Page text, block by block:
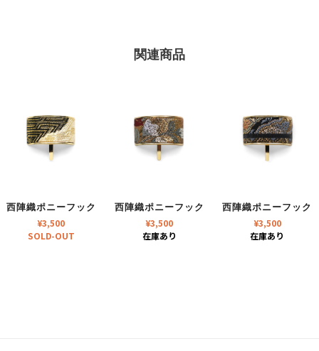
関連商品
西陣織ポニーフック
¥3,500
SOLD-OUT
西陣織ポニーフック
¥3,500
在庫あり
西陣織ポニーフック
¥3,500
在庫あり